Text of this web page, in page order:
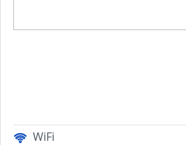
WiFi